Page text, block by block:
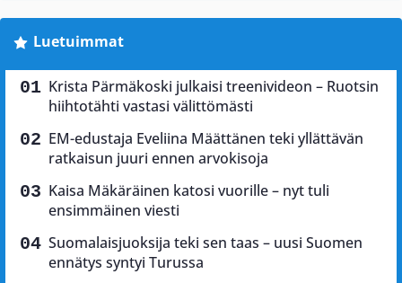
Luetuimmat
Krista Pärmäkoski julkaisi treenivideon – Ruotsin
hiihtotähti vastasi välittömästi
EM-edustaja Eveliina Määttänen teki yllättävän
ratkaisun juuri ennen arvokisoja
Kaisa Mäkäräinen katosi vuorille – nyt tuli
ensimmäinen viesti
Suomalaisjuoksija teki sen taas – uusi Suomen
ennätys syntyi Turussa